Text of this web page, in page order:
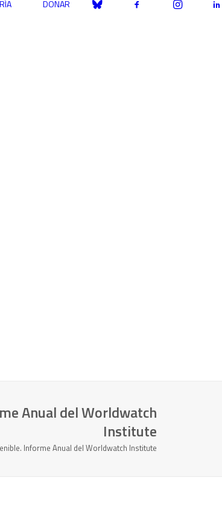
DONAR
Anual del Worldwatch
Institute
Informe Anual del Worldwatch Institute